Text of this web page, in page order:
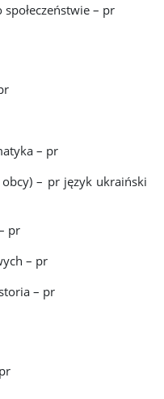
społeczeństwie – pr
– pr
– pr język ukraiński
pr
– pr
– pr